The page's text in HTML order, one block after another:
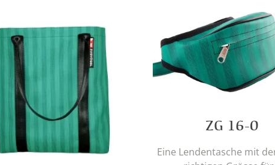
ZG 16-0
Eine Lendentasche mit